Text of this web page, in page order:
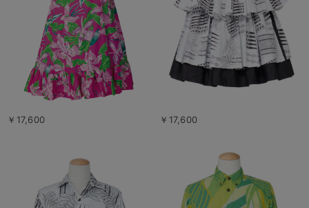
￥17,600 ￥17,600